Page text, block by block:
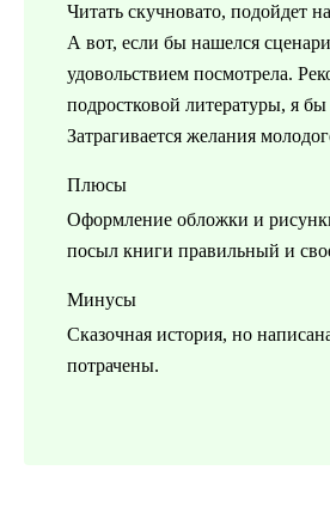
Читать скучновато, подойдет
А вот, если бы нашелся
удовольствием посмотрела.
подростковой литературы, я
Затрагивается желания
Плюсы
Оформление обложки и
посыл книги правильный и
Минусы
Сказочная история, но
потрачены.